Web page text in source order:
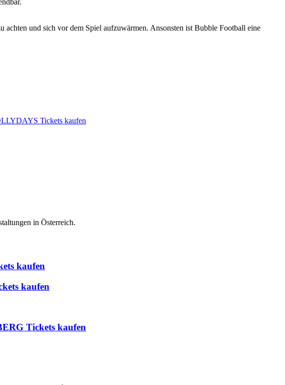
und sich vor dem Spiel aufzuwärmen. Ansonsten ist Bubble Football eine
Tickets kaufen
in Österreich.
kaufen
kaufen
Tickets kaufen